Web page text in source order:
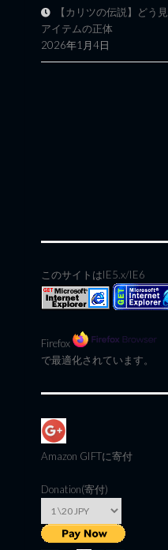
【カリツの伝説】どう
アイテムの正体
2026年1月4日
このサイトはIE5.x/IE6
Firefox
で最適化されています。
Amazon GIFTに寄付
Donation(寄付)